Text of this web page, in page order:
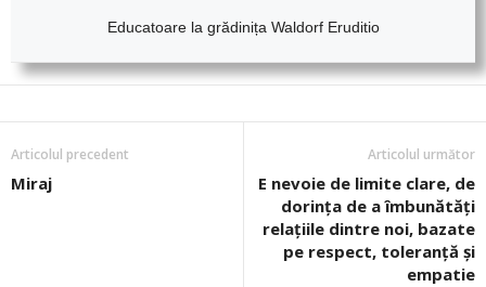
Educatoare la grădinița Waldorf Eruditio
Articolul precedent
Miraj
Articolul următor
E nevoie de limite clare, de
dorința de a îmbunătăți
relațiile dintre noi, bazate
pe respect, toleranță și
empatie